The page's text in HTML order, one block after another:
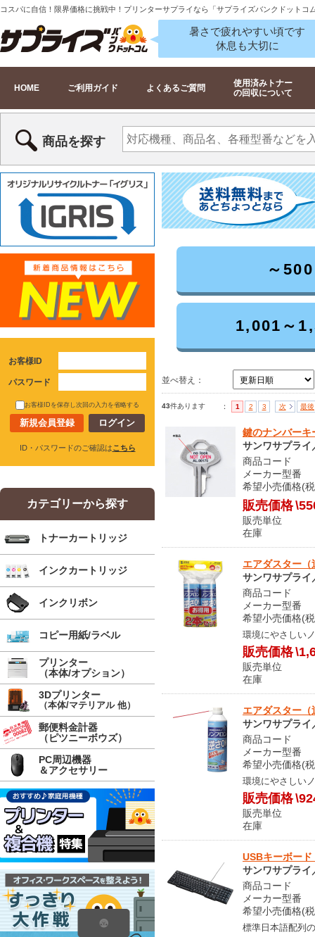
コスパに自信！限界価格に挑戦中！プリンターサプライなら「サプライズバンクドットコ
暑さで疲れやすい頃です
休息も大切に
HOME ご利用ガイド よくあるご質問
使用済みトナー
の回収について
商品を探す
～
1,001～
並べ替え：
43件あります ： 1 2 3 次 最後
鍵のナンバー
サンワサプライ
商品コード
メーカー型
希望小売価格(
販売価格
販売単
在庫
エアダスター
サンワサプライ
商品コード
メーカー型
希望小売価格(
環境にやさしい
販売価格
販売単
在庫 メ
エアダスター
サンワサプライ
商品コード
メーカー型
希望小売価格(
環境にやさしい
販売価格
販売単
在庫 メ
USBキーボー
サンワサプライ
商品コード
メーカー型
希望小売価格(
標準日本語配列
お客様ID
パスワード
お客様IDを保存し次回の入力を省略する
新規会員登録
ID・パスワードのご確認はこちら
カテゴリーから探す
トナーカートリッジ
インクカートリッジ
インクリボン
コピー用紙/ラベル
プリンター
（本体/オプション）
3Dプリンター
（本体/マテリアル 他）
郵便料金計器
（ピツニーボウズ）
PC周辺機器
＆アクセサリー